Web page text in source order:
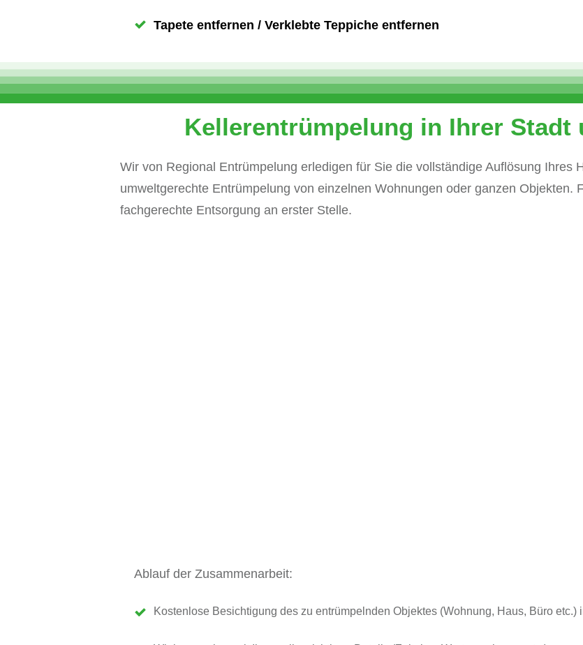
Tapete entfernen / Verklebte Teppiche entfernen
Kellerentrümpelung in Ihrer Stadt
Wir von Regional Entrümpelung erledigen für Sie die vollständige Auflösung Ihres
umweltgerechte Entrümpelung von einzelnen Wohnungen oder ganzen Objekten.
fachgerechte Entsorgung an erster Stelle.
Ablauf der Zusammenarbeit:
Kostenlose Besichtigung des zu entrümpelnden Objektes (Wohnung, Haus, Büro etc.)